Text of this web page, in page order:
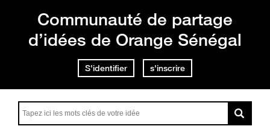
Communauté de partage
d’idées de Orange Sénégal
S'identifier s'inscrire